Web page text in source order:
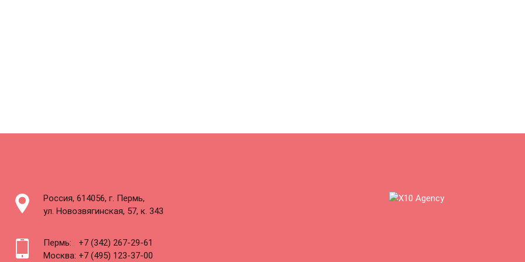
Россия, 614056, г. Пермь,
ул. Новозвягинская, 57, к. 343
Пермь:
+7 (342) 267-29-61
Москва: +7 (495) 123-37-00